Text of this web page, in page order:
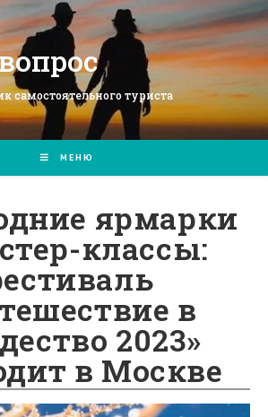
самостоятельного туриста
МЕНЮ
ярмарки
классы:
в
2023»
в Москве